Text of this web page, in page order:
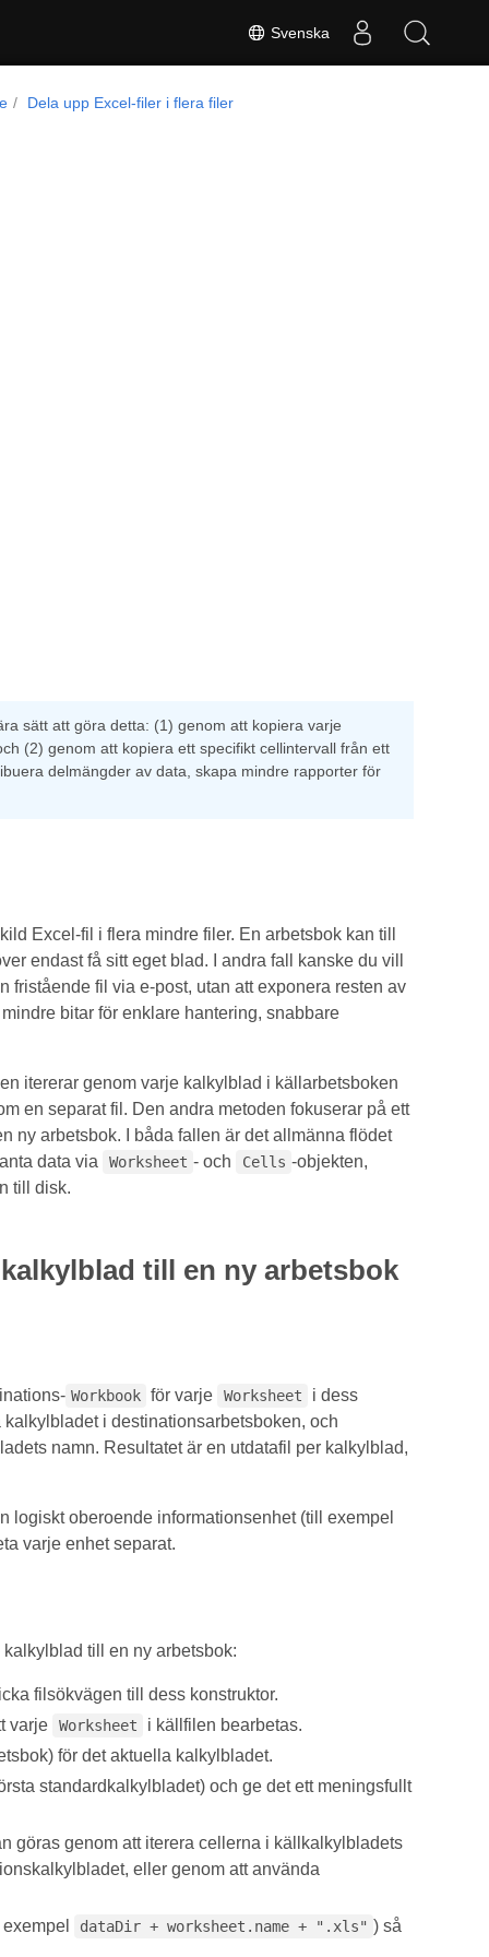
Svenska
Dela upp Excel-filer i flera filer
sätt att göra detta: (1) genom att kopiera varje
(2) genom att kopiera ett specifikt cellintervall från ett
delmängder av data, skapa mindre rapporter för
Excel-fil i flera mindre filer. En arbetsbok kan till
endast få sitt eget blad. I andra fall kanske du vill
fil via e-post, utan att exponera resten av
bitar för enklare hantering, snabbare
itererar genom varje kalkylblad i källarbetsboken
en separat fil. Den andra metoden fokuserar på ett
ny arbetsbok. I båda fallen är det allmänna flödet
data via Worksheet - och Cells -objekten,
till disk.
till en ny arbetsbok
Workbook för varje Worksheet i dess
i destinationsarbetsboken, och
namn. Resultatet är en utdatafil per kalkylblad,
logiskt oberoende informationsenhet (till exempel
varje enhet separat.
till en ny arbetsbok:
filsökvägen till dess konstruktor.
varje Worksheet
i källfilen bearbetas.
för det aktuella kalkylbladet.
standardkalkylbladet) och ge det ett meningsfullt
göras genom att iterera cellerna i källkalkylbladets
eller genom att använda
dataDir + worksheet.name + ".xls" ) så